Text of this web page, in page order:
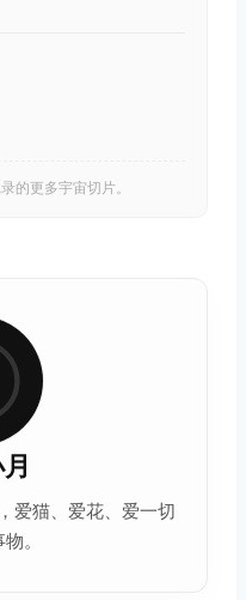
的更多宇宙切片。
爱猫、爱花、爱一切
。